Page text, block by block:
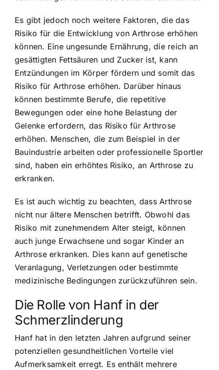
Es gibt jedoch noch weitere Faktoren, die das
Risiko für die Entwicklung von Arthrose erhöhen
können. Eine ungesunde Ernährung, die reich an
gesättigten Fettsäuren und Zucker ist, kann
Entzündungen im Körper fördern und somit das
Risiko für Arthrose erhöhen. Darüber hinaus
können bestimmte Berufe, die repetitive
Bewegungen oder eine hohe Belastung der
Gelenke erfordern, das Risiko für Arthrose
erhöhen. Menschen, die zum Beispiel in der
Bauindustrie arbeiten oder professionelle Sportler
sind, haben ein erhöhtes Risiko, an Arthrose zu
erkranken.
Es ist auch wichtig zu beachten, dass Arthrose
nicht nur ältere Menschen betrifft. Obwohl das
Risiko mit zunehmendem Alter steigt, können
auch junge Erwachsene und sogar Kinder an
Arthrose erkranken. Dies kann auf genetische
Veranlagung, Verletzungen oder bestimmte
medizinische Bedingungen zurückzuführen sein.
Die Rolle von Hanf in der
Schmerzlinderung
Hanf hat in den letzten Jahren aufgrund seiner
potenziellen gesundheitlichen Vorteile viel
Aufmerksamkeit erregt. Es enthält mehrere